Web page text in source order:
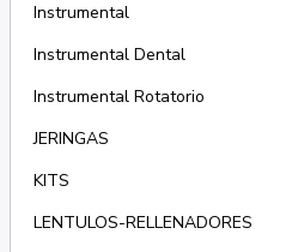
Instrumental
Instrumental Dental
Instrumental Rotatorio
JERINGAS
KITS
LENTULOS-RELLENADORES